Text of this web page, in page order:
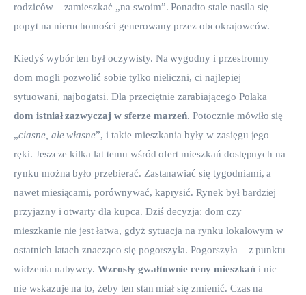
rodziców – zamieszkać „na swoim”. Ponadto stale nasila się
popyt na nieruchomości generowany przez obcokrajowców.
Kiedyś wybór ten był oczywisty. Na wygodny i przestronny
dom mogli pozwolić sobie tylko nieliczni, ci najlepiej
sytuowani, najbogatsi. Dla przeciętnie zarabiającego Polaka
dom istniał zazwyczaj w sferze marzeń. Potocznie mówiło się
„ciasne, ale własne”, i takie mieszkania były w zasięgu jego
ręki. Jeszcze kilka lat temu wśród ofert mieszkań dostępnych na
rynku można było przebierać. Zastanawiać się tygodniami, a
nawet miesiącami, porównywać, kaprysić. Rynek był bardziej
przyjazny i otwarty dla kupca. Dziś decyzja: dom czy
mieszkanie nie jest łatwa, gdyż sytuacja na rynku lokalowym w
ostatnich latach znacząco się pogorszyła. Pogorszyła – z punktu
widzenia nabywcy. Wzrosły gwałtownie ceny mieszkań i nic
nie wskazuje na to, żeby ten stan miał się zmienić. Czas na